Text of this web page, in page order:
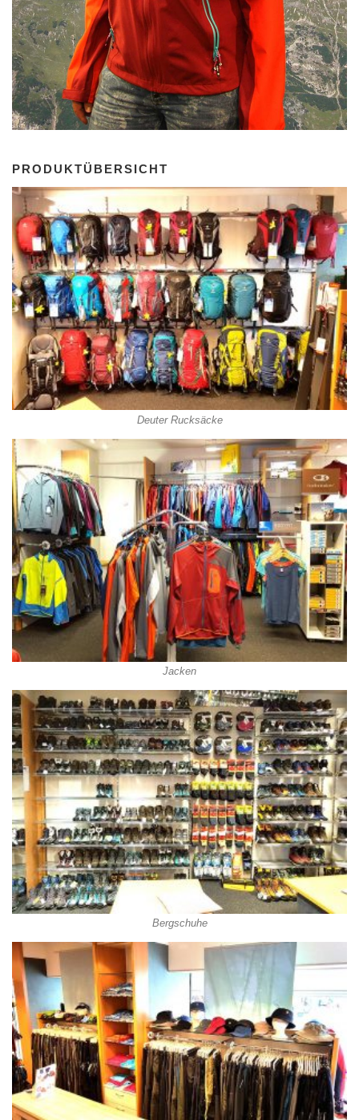
PRODUKTÜBERSICHT
Deuter Rucksäcke
Jacken
Bergschuhe